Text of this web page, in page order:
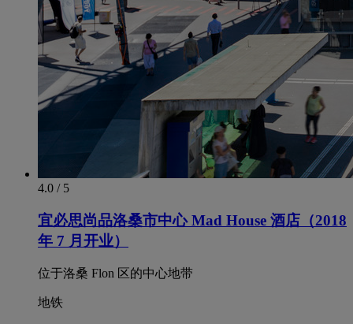
4.0 / 5
宜必思尚品洛桑市中心 Mad House 酒店（2018
年 7 月开业）
位于洛桑 Flon 区的中心地带
地铁